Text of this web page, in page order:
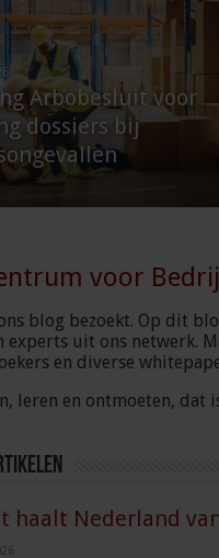
Arbobesluit voor
dossiers bij
voor
blog bezoekt. Op dit
experts uit ons netwerk.
en diverse
leren en ontmoeten, dat
haalt Nederland